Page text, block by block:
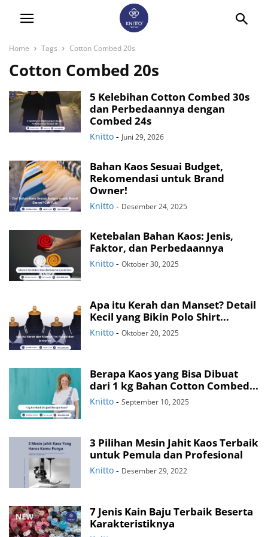
Home Tags Cotton Combed 20s
Cotton Combed 20s
5 Kelebihan Cotton Combed 30s
dan Perbedaannya dengan
Combed 24s
Knitto - Juni 29, 2026
Bahan Kaos Sesuai Budget,
Rekomendasi untuk Brand
Owner!
Knitto - Desember 24, 2025
Ketebalan Bahan Kaos: Jenis,
Faktor, dan Perbedaannya
Knitto - Oktober 30, 2025
Apa itu Kerah dan Manset? Detail
Kecil yang Bikin Polo Shirt...
Knitto - Oktober 20, 2025
Berapa Kaos yang Bisa Dibuat
dari 1 kg Bahan Cotton Combed...
Knitto - September 10, 2025
3 Pilihan Mesin Jahit Kaos Terbaik
untuk Pemula dan Profesional
Knitto - Desember 29, 2022
7 Jenis Kain Baju Terbaik Beserta
Karakteristiknya